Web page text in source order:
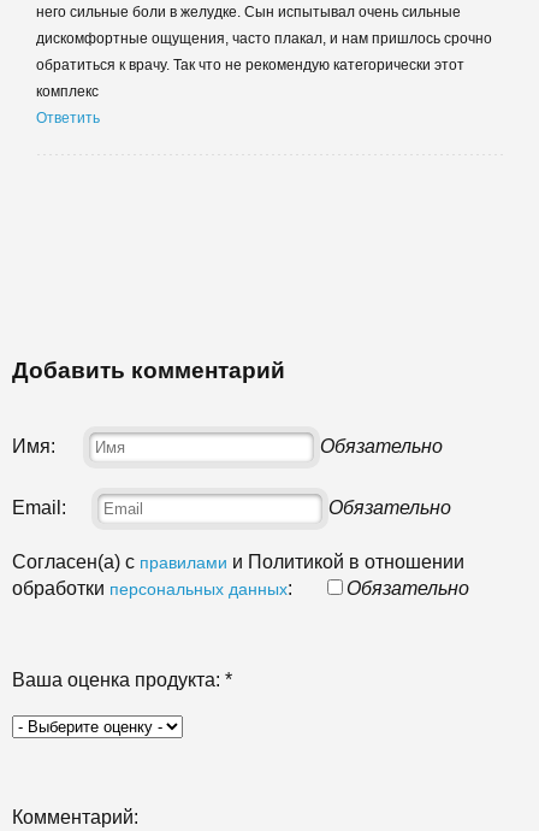
него сильные боли в желудке. Сын испытывал очень сильные
дискомфортные ощущения, часто плакал, и нам пришлось срочно
обратиться к врачу. Так что не рекомендую категорически этот
комплекс
Ответить
Добавить комментарий
Имя: Обязательно
Email: Обязательно
Согласен(а) с правилами и Политикой в отношении
обработки персональных данных: Обязательно
Ваша оценка продукта: *
Комментарий: